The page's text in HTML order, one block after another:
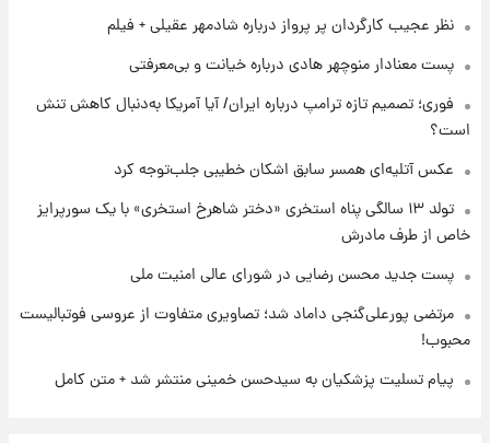
۱۹ ساعت پیش
جدول
دل صحرا + عکس
نظر عجیب کارگردان پر پرواز درباره شادمهر عقیلی + فیلم
پست معنادار منوچهر هادی درباره خیانت و بی‌معرفتی
فوری؛ تصمیم تازه ترامپ درباره ایران/ آیا آمریکا به‌دنبال کاهش تنش
است؟
عکس‌ آتلیه‌ای همسر سابق اشکان خطیبی جلب‌توجه کرد
تولد ۱۳ سالگی پناه استخری «دختر شاهرخ استخری» با یک سورپرایز
خاص از طرف مادرش
پست جدید محسن رضایی در شورای عالی امنیت ملی
مرتضی پورعلی‌گنجی داماد شد؛ تصاویری متفاوت از عروسی فوتبالیست
محبوب!
پیام تسلیت پزشکیان به سیدحسن خمینی منتشر شد + متن کامل